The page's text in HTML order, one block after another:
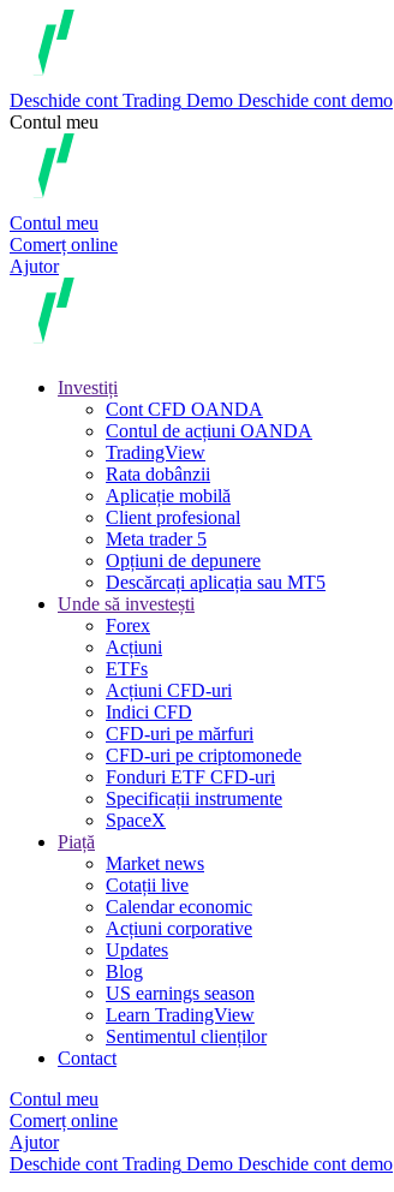
Deschide cont Trading Demo Deschide cont demo
Contul meu
Contul meu
Comerț online
Ajutor
Investiți
Cont CFD OANDA
Contul de acțiuni OANDA
TradingView
Rata dobânzii
Aplicație mobilă
Client profesional
Meta trader 5
Opțiuni de depunere
Descărcați aplicația sau MT5
Unde să investești
Forex
Acțiuni
ETFs
Acțiuni CFD-uri
Indici CFD
CFD-uri pe mărfuri
CFD-uri pe criptomonede
Fonduri ETF CFD-uri
Specificații instrumente
SpaceX
Piață
Market news
Cotații live
Calendar economic
Acțiuni corporative
Updates
Blog
US earnings season
Learn TradingView
Sentimentul clienților
Contact
Contul meu
Comerț online
Ajutor
Deschide cont Trading Demo Deschide cont demo